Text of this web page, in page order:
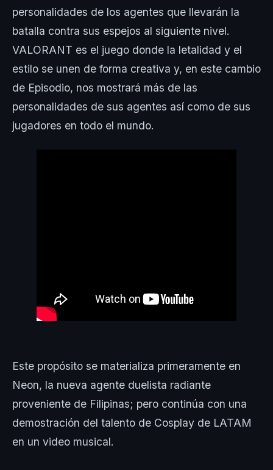
personalidades de los agentes que llevarán la
batalla contra sus espejos al siguiente nivel.
VALORANT es el juego donde la letalidad y el
estilo se unen de forma creativa y, en este cambio
de Episodio, nos mostrará más de las
personalidades de sus agentes así como de sus
jugadores en todo el mundo.
Este propósito se materializa primeramente en
Neon, la nueva agente duelista radiante
proveniente de Filipinas; pero continúa con una
demostración del talento de Cosplay de LATAM
en un video musical.